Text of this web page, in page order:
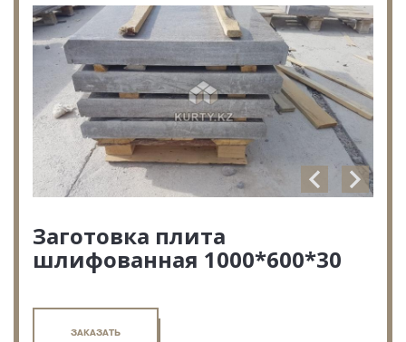
Заготовка плита
шлифованная 1000*600*30
ЗАКАЗАТЬ